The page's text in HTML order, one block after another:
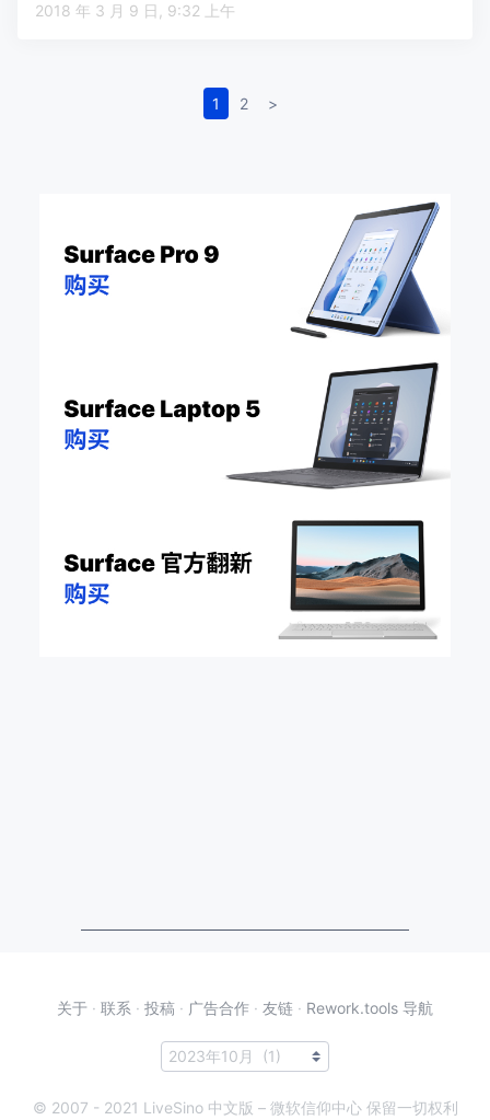
2018 年 3 月 9 日, 9:32 上午
1 2 >
关于 · 联系 · 投稿 · 广告合作 · 友链 · Rework.tools 导航
© 2007 - 2021 LiveSino 中文版 – 微软信仰中心 保留一切权利